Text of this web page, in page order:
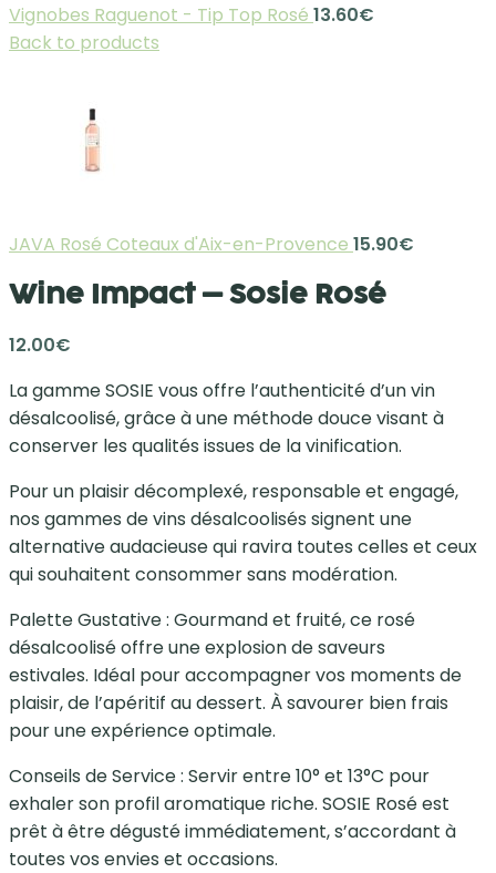
Vignobes Raguenot - Tip Top Rosé 13.60€
Back to products
JAVA Rosé Coteaux d'Aix-en-Provence 15.90€
Wine Impact – Sosie Rosé
12.00€
La gamme SOSIE vous offre l’authenticité d’un vin
désalcoolisé, grâce à une méthode douce visant à
conserver les qualités issues de la vinification.
Pour un plaisir décomplexé, responsable et engagé,
nos gammes de vins désalcoolisés signent une
alternative audacieuse qui ravira toutes celles et ceux
qui souhaitent consommer sans modération.
Palette Gustative : Gourmand et fruité, ce rosé
désalcoolisé offre une explosion de saveurs
estivales. Idéal pour accompagner vos moments de
plaisir, de l’apéritif au dessert. À savourer bien frais
pour une expérience optimale.
Conseils de Service : Servir entre 10° et 13°C pour
exhaler son profil aromatique riche. SOSIE Rosé est
prêt à être dégusté immédiatement, s’accordant à
toutes vos envies et occasions.